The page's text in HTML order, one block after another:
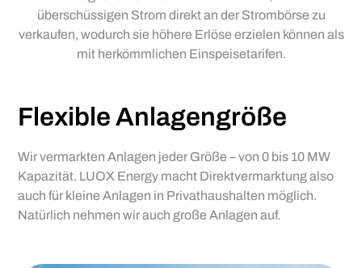
überschüssigen Strom direkt an der Strombörse zu
verkaufen, wodurch sie höhere Erlöse erzielen können als
mit herkömmlichen Einspeisetarifen.
Flexible Anlagengröße
Wir vermarkten Anlagen jeder Größe – von 0 bis 10 MW
Kapazität. LUOX Energy macht Direktvermarktung also
auch für kleine Anlagen in Privathaushalten möglich.
Natürlich nehmen wir auch große Anlagen auf.